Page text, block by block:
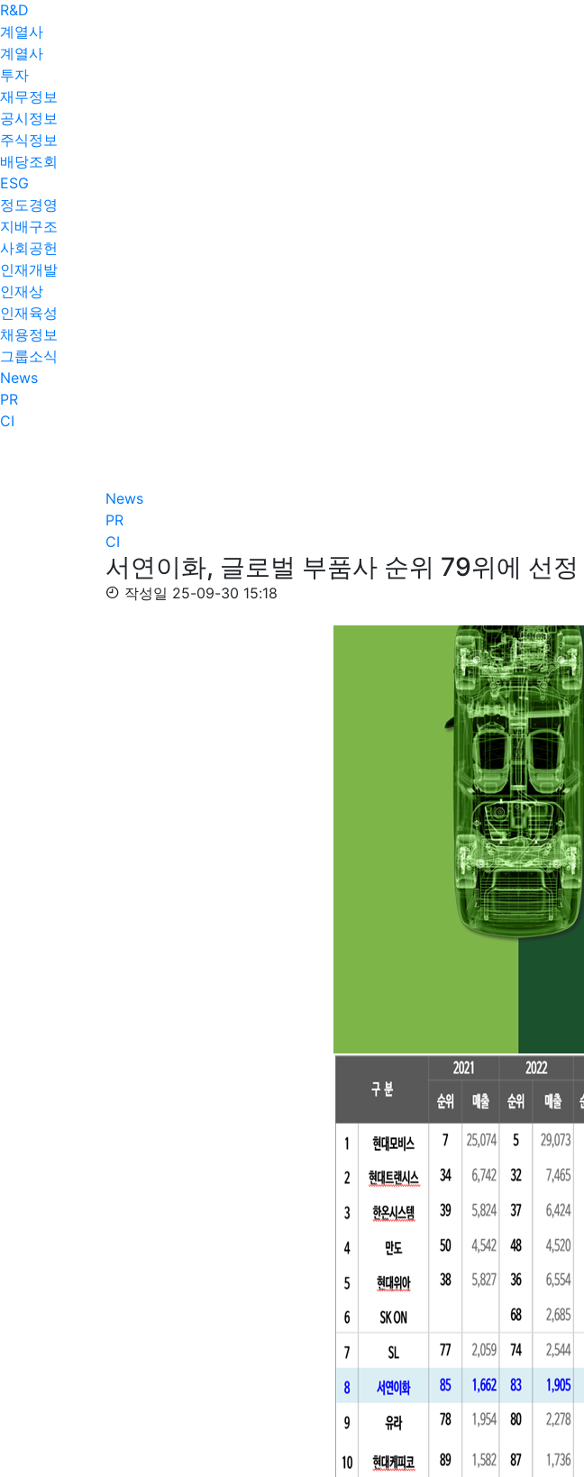
R&D
계열사
계열사
투자
재무정보
공시정보
주식정보
배당조회
ESG
정도경영
지배구조
사회공헌
인재개발
인재상
인재육성
채용정보
그룹소식
News
PR
CI
News
PR
CI
서연이화, 글로벌 부품사 순위 79위에 선정
작성일 25-09-30 15:18